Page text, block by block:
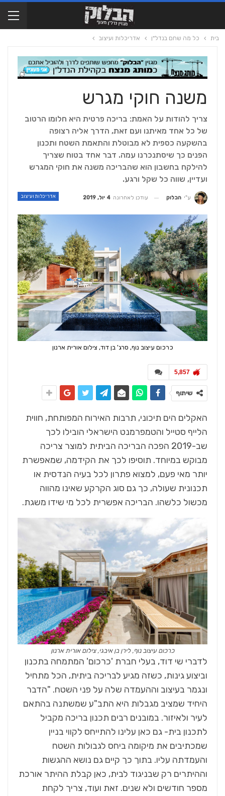
בית כל מה שחם בנדל"ן אדריכלות ועיצוב
משנה חוקי מגרש
צריך להודות על האמת: בריכה פרטית היא חלומו הרטוב
של כל אחד מאיתנו ועם זאת, הדרך אליה רצופה
בהשקעה כספית לא מבוטלת והתאמת השטח ותכנון
הפנים כך שיסתנכרנו עמה. דבר אחד בטוח שצריך
להילקח בחשבון הוא שהבריכה משנה את חוקי המגרש
ועדיין, שווה כל שקל ורגע.
אדריכלות ועיצוב ע"י הבלוק עודכן לאחרונה 4 יול, 2019
כרכום עיצוב נוף, סרג' בן דוד, צילום אורית ארנון
5,857
שיתוף
האקלים הים תיכוני, תרבות האירוח המפותחת, חווית
הלייף סטייל והטמפרמנט הישראלי הובילו לכך
שב-2019 הפכה הבריכה הביתית למוצר צריכה
מבוקש במיוחד. תוסיפו לכך את הקידמה, שמאפשרת
יותר מאי פעם, למצוא פתרון לכל בעיה הנדסית או
תכנונית שעולה, כך גם סוג הקרקע שאינו מהווה
מכשול כלשהו. הבריכה אפשרית לכל מי שידו משגת.
כרכום עיצוב נוף, לירן בן איבגי, צילום אורית ארנון
לדברי שי דוד, בעלי חברת 'כרכום' המתמחה בתכנון
וביצוע גינות, כשזה מגיע לבריכה ביתית, הכל מתחיל
ונגמר בעיצוב וההעמדה שלה על פני השטח. "הדבר
היחיד שמציב מגבלות היא התב"ע שמשתנה בהתאם
לעיר ולאיזור. במובנים רבים תכנון בריכה מקביל
לתכנון בית- גם כאן עלינו להתייחס לקווי בניין
שמכתיבים את מיקומה ביחס לגבולות השטח
והעמדתה עליו. בתוך כך קיים גם נושא ההגשות
וההיתרים רק שבניגוד לבית, כאן קבלת ההיתר אורכת
מספר חודשים ולא שנים. זאת ועוד, צריך לקחת